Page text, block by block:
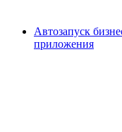
Автозапуск
приложения